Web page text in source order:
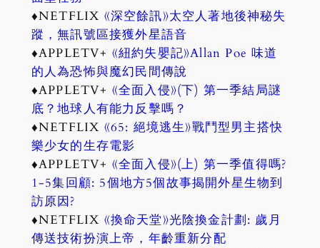
♦NETFLIX 《深空餘訊》太空人著地後神秘失
蹤，無訊號區接獲外星語音
♦APPLETV+ 《紐約失嬰記》Allan Poe 味道
的人為恐怖與魔幻民間傳說
♦APPLETV+ 《全面入侵》(下) 第一季結局謎
底？地球人有能力反擊嗎？
♦NETFLIX 《65: 絕境逃生》戰鬥型男主搭快
樂少女的生存電影
♦APPLETV+ 《全面入侵》(上) 第一季值得嗎?
1-5集回顧: 5個地方5個故事揭開外星生物到
訪原因?
♦NETFLIX 《換命天堂》光陰換金計劃: 歲月
傳送技術扮演上帝，年齡重新分配